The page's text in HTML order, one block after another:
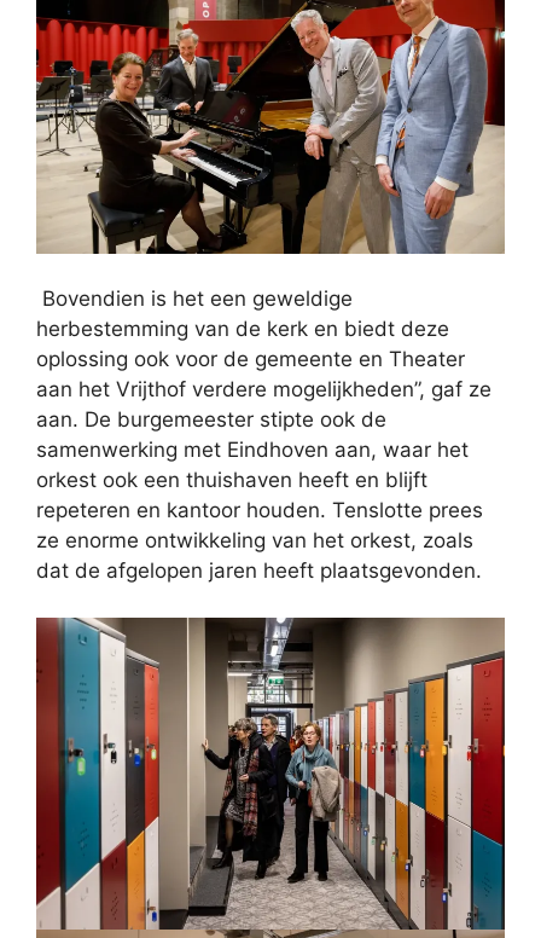
Bovendien is het een geweldige
herbestemming van de kerk en biedt deze
oplossing ook voor de gemeente en Theater
aan het Vrijthof verdere mogelijkheden”, gaf ze
aan. De burgemeester stipte ook de
samenwerking met Eindhoven aan, waar het
orkest ook een thuishaven heeft en blijft
repeteren en kantoor houden. Tenslotte prees
ze enorme ontwikkeling van het orkest, zoals
dat de afgelopen jaren heeft plaatsgevonden.